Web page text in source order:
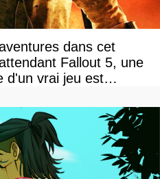
dans cet
Fallout 5, une
d'un vrai jeu est